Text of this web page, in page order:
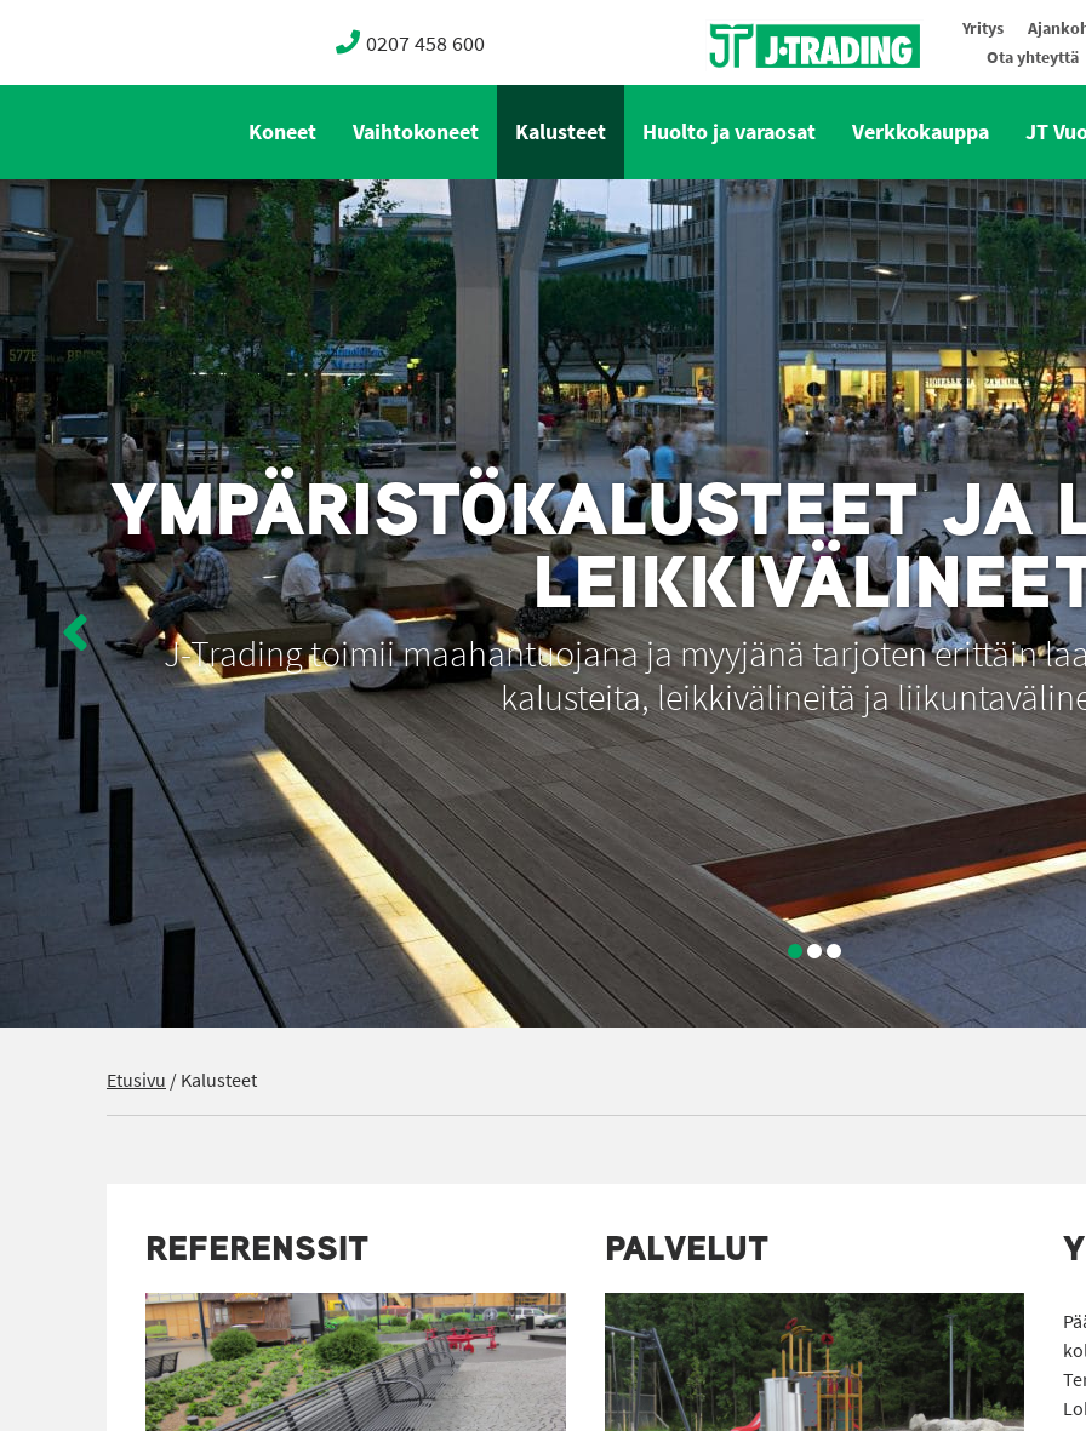
0207 458 600 Yritys
Ota yhteyttä
Koneet Vaihtokoneet Kalusteet Huolto ja varaosat Verkkokauppa JT
YMPÄRISTÖKALUSTEET JA
J-Trading toimii maahantuojana ja myyjänä tarjoten erittäin
kalusteita, leikkivälineitä ja
Etusivu /Kalusteet
REFERENSSIT PALVELUT